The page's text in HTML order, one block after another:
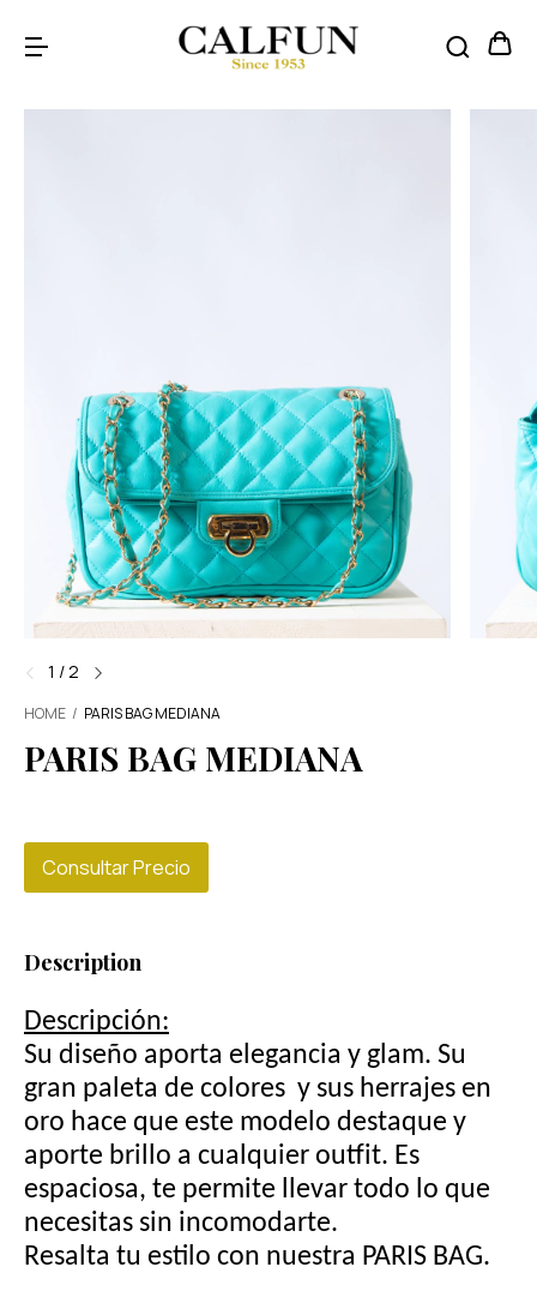
1 /2
HOME / PARIS BAG MEDIANA
PARIS BAG MEDIANA
Consultar Precio
Description
Descripción:
Su diseño aporta elegancia y glam. Su
gran paleta de colores  y sus herrajes en
oro hace que este modelo destaque y
aporte brillo a cualquier outfit. Es
espaciosa, te permite llevar todo lo que
necesitas sin incomodarte.
Resalta tu estilo con nuestra PARIS BAG.